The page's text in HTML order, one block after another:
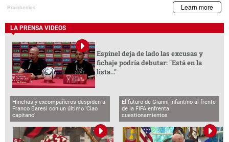
LA PRENSA VIDEOS
Espinel deja de lado las excusas y
fichaje podría debutar: "Está en la
lista..."
Hinchas y excompañeros despiden a
Franco Baresi con un último 'Ciao
capitano'
El futuro de Gianni Infantino al frente
de la FIFA enfrenta
cuestionamientos